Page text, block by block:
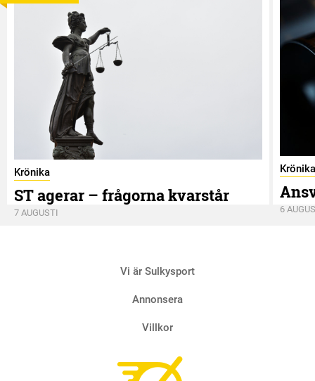
Krönika
ST agerar – frågorna kvarstår
7 AUGUSTI
Krönika
6
Vi är Sulkysport
Annonsera
Villkor